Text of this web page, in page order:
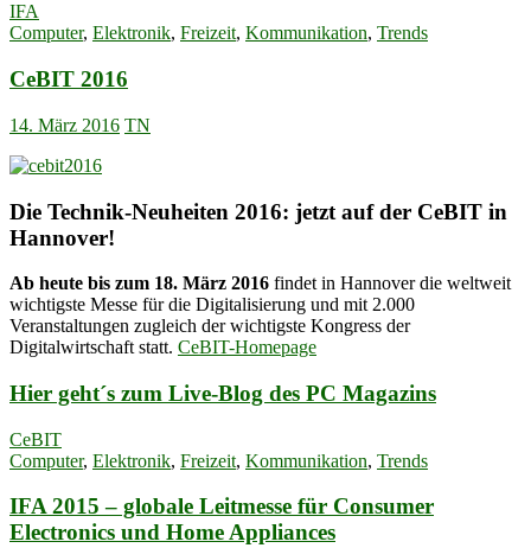
IFA
Computer, Elektronik, Freizeit, Kommunikation, Trends
CeBIT 2016
14. März 2016 TN
Die Technik-Neuheiten 2016: jetzt auf der CeBIT in
Hannover!
Ab heute bis zum 18. März 2016 findet in Hannover die weltweit
wichtigste Messe für die Digitalisierung und mit 2.000
Veranstaltungen zugleich der wichtigste Kongress der
Digitalwirtschaft statt. CeBIT-Homepage
Hier geht´s zum Live-Blog des PC Magazins
CeBIT
Computer, Elektronik, Freizeit, Kommunikation, Trends
IFA 2015 – globale Leitmesse für Consumer
Electronics und Home Appliances